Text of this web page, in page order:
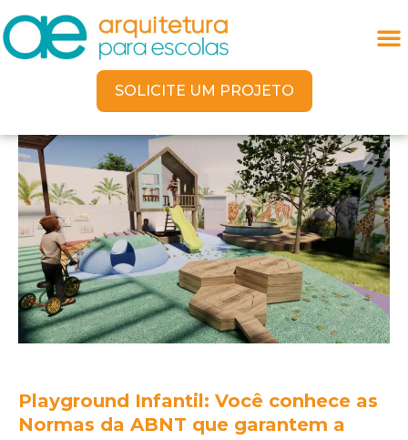
SOLICITE UM PROJETO
Playground Infantil: Você conhece as
Normas da ABNT que garantem a